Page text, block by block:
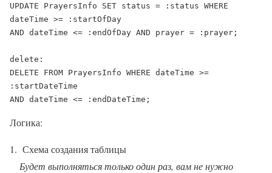
UPDATE PrayersInfo SET status = :status WHERE
dateTime >= :startOfDay
AND dateTime <= :endOfDay AND prayer = :prayer;
delete:
DELETE FROM PrayersInfo WHERE dateTime >=
:startDateTime
AND dateTime <= :endDateTime;
Логика:
Схема создания таблицы
Будет выполняться только один раз, вам не нужно